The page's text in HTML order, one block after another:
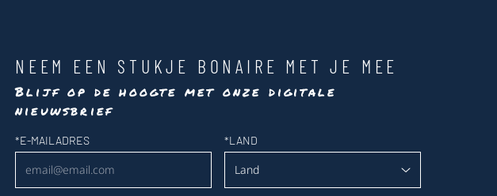
NEEM EEN STUKJE BONAIRE MET JE MEE
Blijf op de hoogte met onze digitale
nieuwsbrief
Nieuwsbrief
*E-MAILADRES *LAND